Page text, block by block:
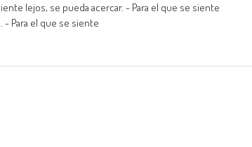
lejos, se pueda acercar. - Para el que se siente
Para el que se siente